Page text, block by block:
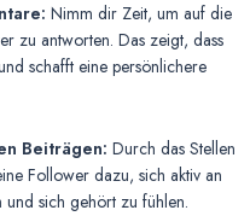
Nimm dir Zeit, um auf die
zu antworten. Das zeigt, dass
schafft eine persönlichere
Beiträgen: Durch das Stellen
Follower dazu, sich aktiv an
und sich gehört zu fühlen.